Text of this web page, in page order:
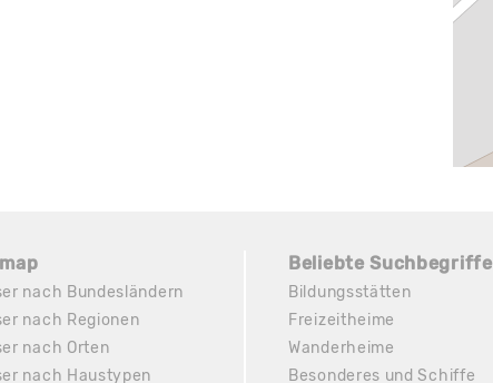
nach Bundesländern
nach Regionen
nach Orten
nach Haustypen
Beliebte Suchbegriffe
Bildungsstätten
Freizeitheime
Wanderheime
Besonderes und Schiffe